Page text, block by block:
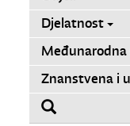
Djelatnost
Znanstvena i